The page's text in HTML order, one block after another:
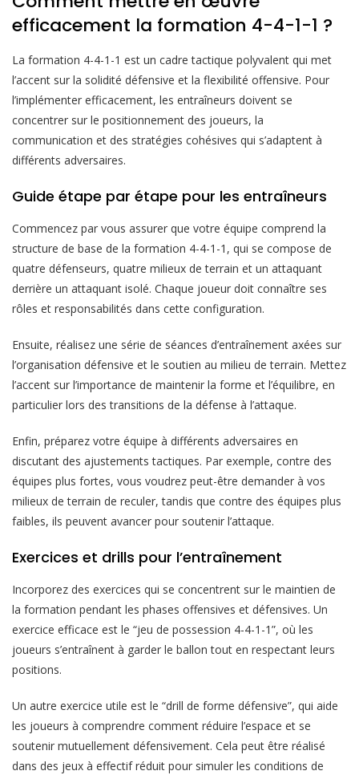
efficacement la formation 4-4-1-1 ?
La formation 4-4-1-1 est un cadre tactique polyvalent qui met
l’accent sur la solidité défensive et la flexibilité offensive. Pour
l’implémenter efficacement, les entraîneurs doivent se
concentrer sur le positionnement des joueurs, la
communication et des stratégies cohésives qui s’adaptent à
différents adversaires.
Guide étape par étape pour les entraîneurs
Commencez par vous assurer que votre équipe comprend la
structure de base de la formation 4-4-1-1, qui se compose de
quatre défenseurs, quatre milieux de terrain et un attaquant
derrière un attaquant isolé. Chaque joueur doit connaître ses
rôles et responsabilités dans cette configuration.
Ensuite, réalisez une série de séances d’entraînement axées sur
l’organisation défensive et le soutien au milieu de terrain. Mettez
l’accent sur l’importance de maintenir la forme et l’équilibre, en
particulier lors des transitions de la défense à l’attaque.
Enfin, préparez votre équipe à différents adversaires en
discutant des ajustements tactiques. Par exemple, contre des
équipes plus fortes, vous voudrez peut-être demander à vos
milieux de terrain de reculer, tandis que contre des équipes plus
faibles, ils peuvent avancer pour soutenir l’attaque.
Exercices et drills pour l’entraînement
Incorporez des exercices qui se concentrent sur le maintien de
la formation pendant les phases offensives et défensives. Un
exercice efficace est le “jeu de possession 4-4-1-1”, où les
joueurs s’entraînent à garder le ballon tout en respectant leurs
positions.
Un autre exercice utile est le “drill de forme défensive”, qui aide
les joueurs à comprendre comment réduire l’espace et se
soutenir mutuellement défensivement. Cela peut être réalisé
dans des jeux à effectif réduit pour simuler les conditions de